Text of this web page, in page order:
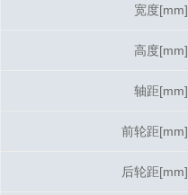
宽度[mm]
高度[mm]
轴距[mm]
前轮距[mm]
后轮距[mm]
宽度[mm]
高度[mm]
轴距[mm]
前轮距[mm]
后轮距[mm]